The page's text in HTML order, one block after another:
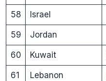
58 Israel
59 Jordan
60 Kuwait
61 Lebanon